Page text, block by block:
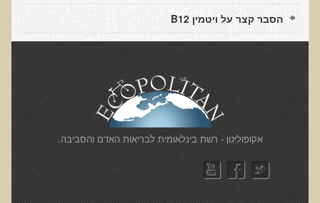
Functional Medicine
Diabetes & Raw Food
EM Pollution
Skin Tags and Moles
Detoxification
Enzymes
הסבר קצר על ויטמין B12
​אקופוליטן - רשת בינלאומית לבריאות האדם והסביבה.